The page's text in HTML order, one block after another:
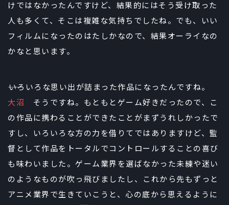
けではなかったんですけど、結果的にはそう受け取った
人も多くて、そこは複雑な気持ちでしたね。でも、いい
フィルムになったのはたしかなので、結果オーライなの
かなと思います。
――いろいろな思い出が詰まった作品になったんですね。
大沼 そうですね。もともとゲーム好きだったので、こ
の作品に携わることができたことがまずうれしかったで
すし、いろいろな方の力を借りてではありますけど、監
督として作品をトータルでコントロールすることの喜び
も味わいました。ゲーム業界を選ばなかった未練や迷い
のようなものが吹っ飛びましたし、これから先もずっと
アニメ業界で生きていこうと、心の底から思えるように